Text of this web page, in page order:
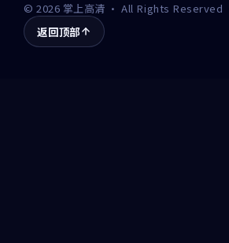
©2026 掌上高清 · All Rights Reserved
返回顶部